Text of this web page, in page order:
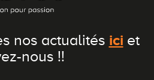
nos actualités ici et
nous !!